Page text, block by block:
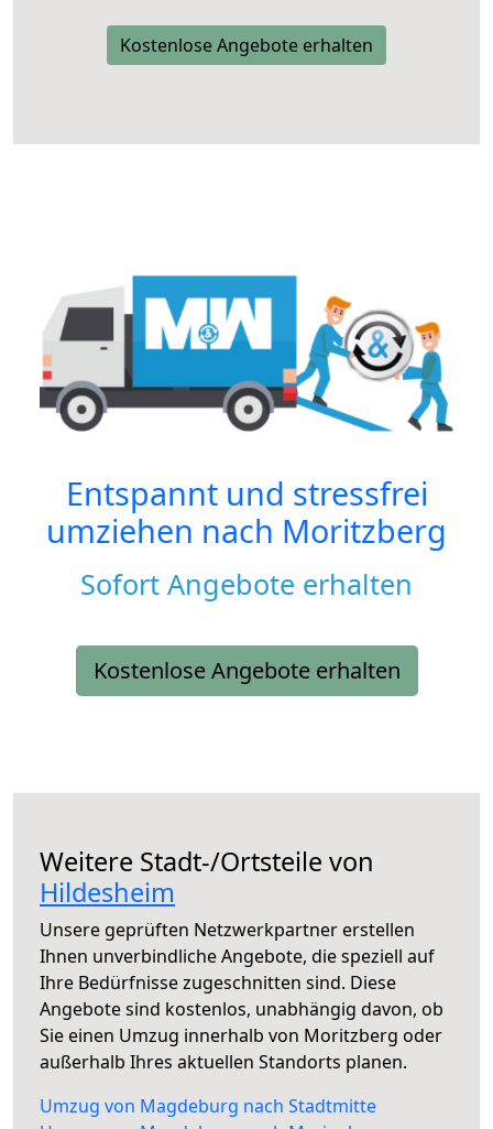
Kostenlose Angebote erhalten
Entspannt und stressfrei
umziehen nach Moritzberg
Sofort Angebote erhalten
Kostenlose Angebote erhalten
Weitere Stadt-/Ortsteile von
Hildesheim
Unsere geprüften Netzwerkpartner erstellen
Ihnen unverbindliche Angebote, die speziell auf
Ihre Bedürfnisse zugeschnitten sind. Diese
Angebote sind kostenlos, unabhängig davon, ob
Sie einen Umzug innerhalb von Moritzberg oder
außerhalb Ihres aktuellen Standorts planen.
Umzug von Magdeburg nach Stadtmitte